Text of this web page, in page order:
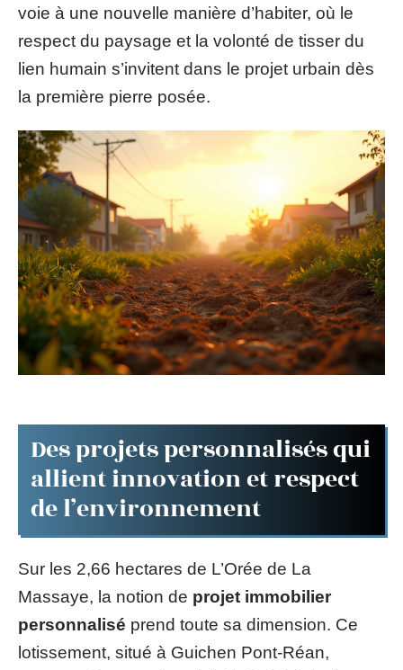
voie à une nouvelle manière d’habiter, où le
respect du paysage et la volonté de tisser du
lien humain s’invitent dans le projet urbain dès
la première pierre posée.
Des projets personnalisés qui
allient innovation et respect
de l’environnement
Sur les 2,66 hectares de L’Orée de La
Massaye, la notion de projet immobilier
personnalisé prend toute sa dimension. Ce
lotissement, situé à Guichen Pont-Réan,